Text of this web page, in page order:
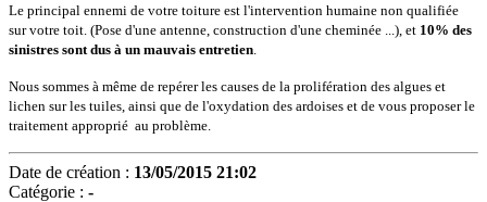
Le principal ennemi de votre toiture est l'intervention humaine non qualifiée
sur votre toit. (Pose d'une antenne, construction d'une cheminée ...), et 10% des
sinistres sont dus à un mauvais entretien
Nous sommes à même de repérer les causes de la prolifération des algues et
lichen sur les tuiles, ainsi que de l'oxydation des ardoises et de vous proposer le
traitement approprié au problème.
Date de création : 13/05/2015 21:02
Catégorie : -